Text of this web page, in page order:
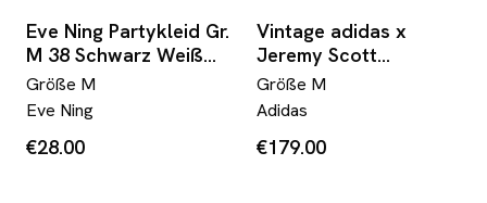
Eve Ning Partykleid Gr.
M 38 Schwarz Weiß
Kariert Off Shoulder
A-Linie Y2K
Größe M
Eve Ning
€28.00
Vintage adidas x
Jeremy Scott
Paillettenkleid Jersey
Dress Blau Gold Gr. M
Größe M
Adidas
€179.00